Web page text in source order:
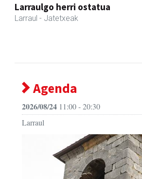
Amonarriz iturgintza
Larraul
Agenda
2026/08/24 11:00 - 20:30
Larraul